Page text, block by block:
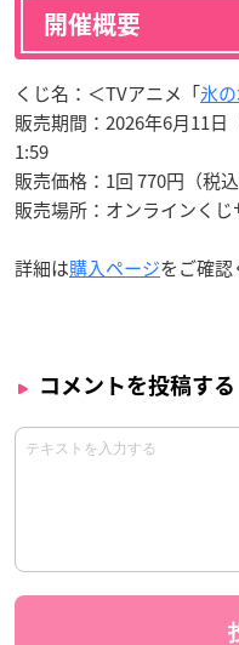
開催概要
くじ名：＜TVアニメ「氷
販売期間：2026年6月11日
1:59
販売価格：1回 770円（税
販売場所：オンラインくじ
詳細は購入ページをご確認
コメントを投稿する